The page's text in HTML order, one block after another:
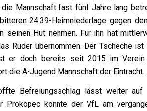
die Mannschaft fast fünf Jahre lang
24:39-Heimniederlage gegen
seinen Hut nehmen. Für ihn hat
Ruder übernommen. Der Tscheche ist
er doch bereits seit 2015 im Verein
die A-Jugend Mannschaft der Eintracht.
Befreiungsschlag lässt weiter auf
Prokopec konnte der VfL am